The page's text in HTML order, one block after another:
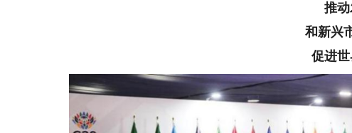
推
和新兴
促进